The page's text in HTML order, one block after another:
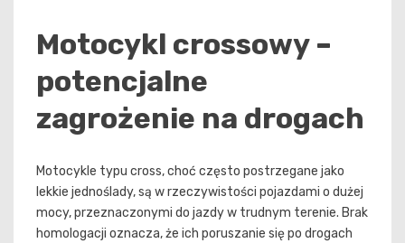
Motocykl crossowy –
potencjalne
zagrożenie na drogach
Motocykle typu cross, choć często postrzegane jako
lekkie jednoślady, są w rzeczywistości pojazdami o dużej
mocy, przeznaczonymi do jazdy w trudnym terenie. Brak
homologacji oznacza, że ich poruszanie się po drogach